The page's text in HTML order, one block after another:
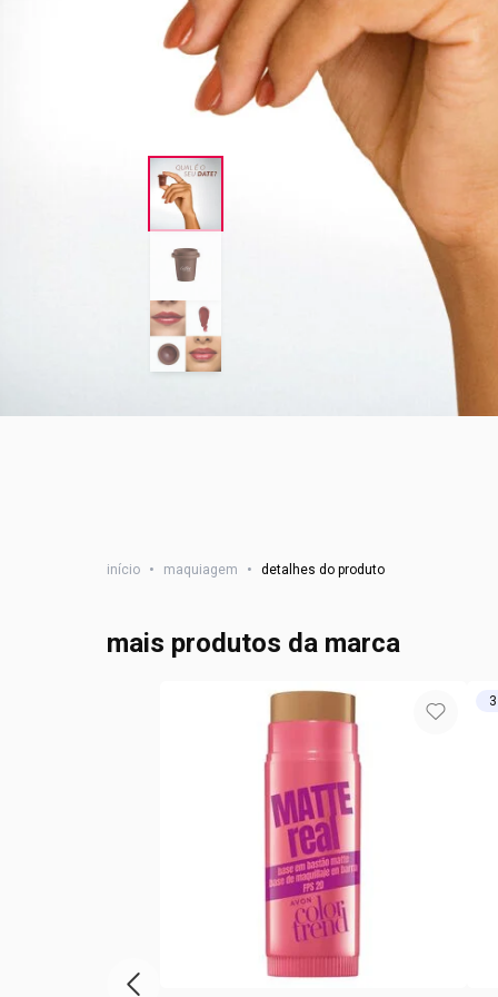
início • maquiagem • detalhes do produto
mais produtos da marca